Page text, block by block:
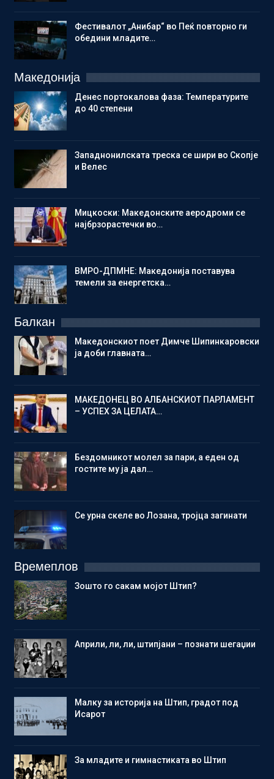
Фестивалот „Анибар“ во Пеќ повторно ги
обедини младите…
Македонија
Денес портокалова фаза: Температурите
до 40 степени
Западнонилската треска се шири во Скопје
и Велес
Мицкоски: Македонските аеродроми се
најбрзорастечки во…
ВМРО-ДПМНЕ: Македонија поставува
темели за енергетска…
Балкан
Македонскиот поет Димче Шипинкаровски
ја доби главната…
МАКЕДОНЕЦ ВО АЛБАНСКИОТ ПАРЛАМЕНТ
– УСПЕХ ЗА ЦЕЛАТА…
Бездомникот молел за пари, а еден од
гостите му ја дал…
Се урна скеле во Лозана, тројца загинати
Времеплов
Зошто го сакам мојот Штип?
Aприли, ли, ли, штипјани – познати шегаџии
Малку за историја на Штип, градот под
Исарот
Зa младите и гимнастиката во Штип